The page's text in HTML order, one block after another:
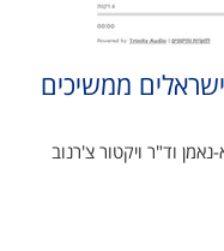
ממשיכים
וד"ר ויקטור צ'רנוב